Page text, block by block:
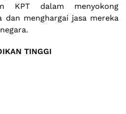
KPT dalam menyokong
dan menghargai jasa mereka
TINGGI